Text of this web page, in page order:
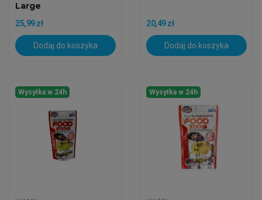
Large
25,99 zł
Dodaj do koszyka
20,49 zł
Dodaj do koszyka
Wysyłka w 24h Wysyłka w 24h